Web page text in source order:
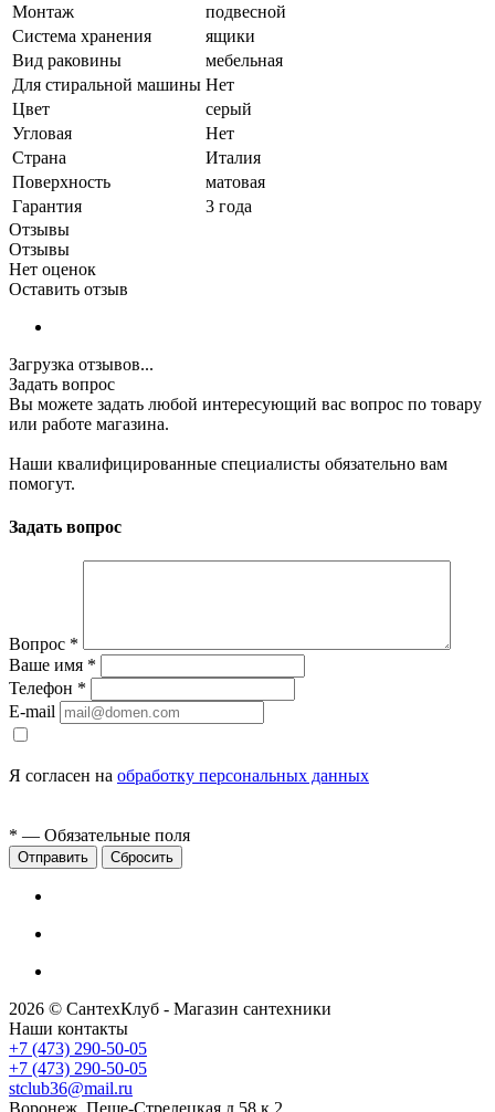
Монтаж
подвесной
Система хранения
ящики
Вид раковины
мебельная
Для стиральной машины Нет
Цвет
серый
Угловая
Нет
Страна
Италия
Поверхность
матовая
Гарантия
3 года
Отзывы
Отзывы
Нет оценок
Оставить отзыв
Загрузка отзывов...
Задать вопрос
Вы можете задать любой интересующий вас вопрос по товару
или работе магазина.
Наши квалифицированные специалисты обязательно вам
помогут.
Задать вопрос
Вопрос *
Ваше имя *
Телефон *
E-mail
Я согласен на обработку персональных данных
* — Обязательные поля
Сбросить
2026 © СантехКлуб - Магазин сантехники
Наши контакты
+7 (473) 290-50-05
+7 (473) 290-50-05
stclub36@mail.ru